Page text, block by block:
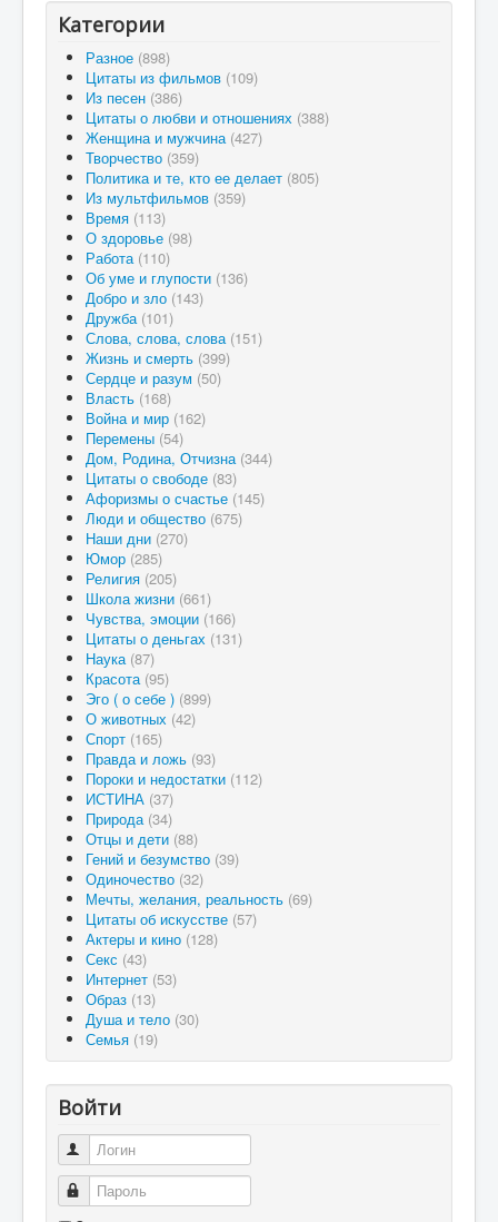
Категории
Разное (898)
Цитаты из фильмов (109)
Из песен (386)
Цитаты о любви и отношениях (388)
Женщина и мужчина (427)
Творчество (359)
Политика и те, кто ее делает (805)
Из мультфильмов (359)
Время (113)
О здоровье (98)
Работа (110)
Об уме и глупости (136)
Добро и зло (143)
Дружба (101)
Слова, слова, слова (151)
Жизнь и смерть (399)
Сердце и разум (50)
Власть (168)
Война и мир (162)
Перемены (54)
Дом, Родина, Отчизна (344)
Цитаты о свободе (83)
Афоризмы о счастье (145)
Люди и общество (675)
Наши дни (270)
Юмор (285)
Религия (205)
Школа жизни (661)
Чувства, эмоции (166)
Цитаты о деньгах (131)
Наука (87)
Красота (95)
Эго ( о себе ) (899)
О животных (42)
Спорт (165)
Правда и ложь (93)
Пороки и недостатки (112)
ИСТИНА (37)
Природа (34)
Отцы и дети (88)
Гений и безумство (39)
Одиночество (32)
Мечты, желания, реальность (69)
Цитаты об искусстве (57)
Актеры и кино (128)
Секс (43)
Интернет (53)
Образ (13)
Душа и тело (30)
Семья (19)
Войти
Логин
Пароль